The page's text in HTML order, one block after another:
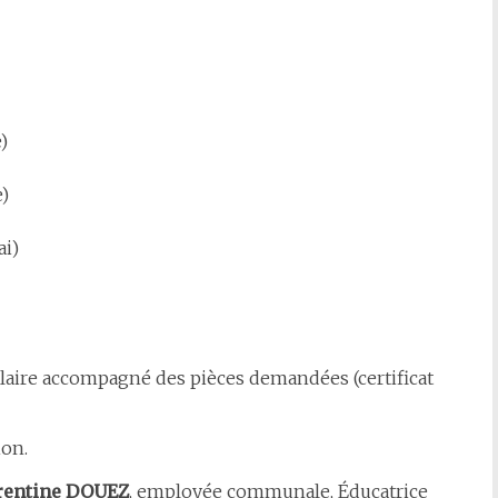
accompagné des pièces demandées (certificat
DOUEZ, employée communale, Éducatrice